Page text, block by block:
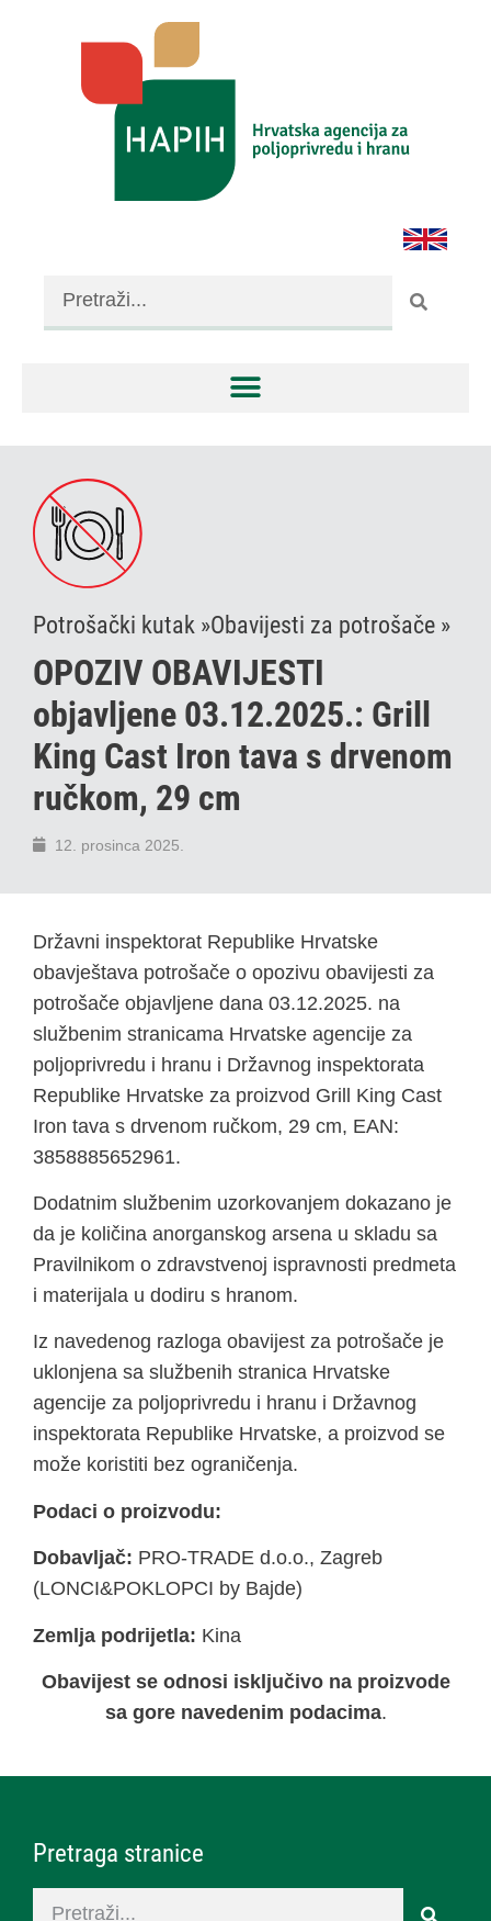
Potrošački kutak »Obavijesti za potrošače »
OPOZIV OBAVIJESTI
objavljene 03.12.2025.: Grill
King Cast Iron tava s drvenom
ručkom, 29 cm
12. prosinca 2025.
Državni inspektorat Republike Hrvatske
obavještava potrošače o opozivu obavijesti za
potrošače objavljene dana 03.12.2025. na
službenim stranicama Hrvatske agencije za
poljoprivredu i hranu i Državnog inspektorata
Republike Hrvatske za proizvod Grill King Cast
Iron tava s drvenom ručkom, 29 cm, EAN:
3858885652961.
Dodatnim službenim uzorkovanjem dokazano je
da je količina anorganskog arsena u skladu sa
Pravilnikom o zdravstvenoj ispravnosti predmeta
i materijala u dodiru s hranom.
Iz navedenog razloga obavijest za potrošače je
uklonjena sa službenih stranica Hrvatske
agencije za poljoprivredu i hranu i Državnog
inspektorata Republike Hrvatske, a proizvod se
može koristiti bez ograničenja.
Podaci o proizvodu:
Dobavljač: PRO-TRADE d.o.o., Zagreb
(LONCI&POKLOPCI by Bajde)
Zemlja podrijetla: Kina
Obavijest se odnosi isključivo na proizvode
sa gore navedenim podacima.
Pretraga stranice